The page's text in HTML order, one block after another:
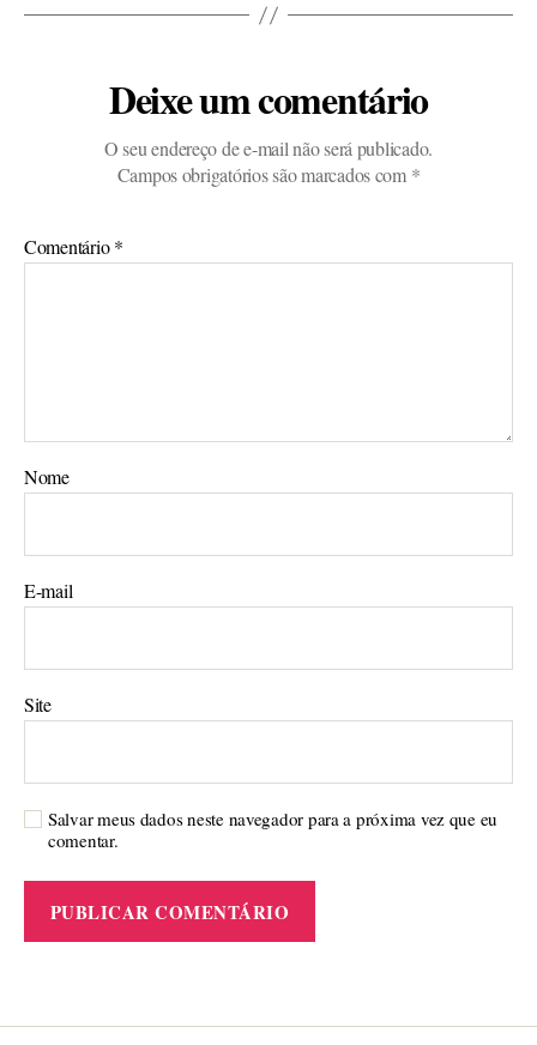
Deixe um comentário
O seu endereço de e-mail não será publicado.
Campos obrigatórios são marcados com *
Comentário*
Nome
E-mail
Site
Salvar meus dados neste navegador para a próxima vez que eu
comentar.